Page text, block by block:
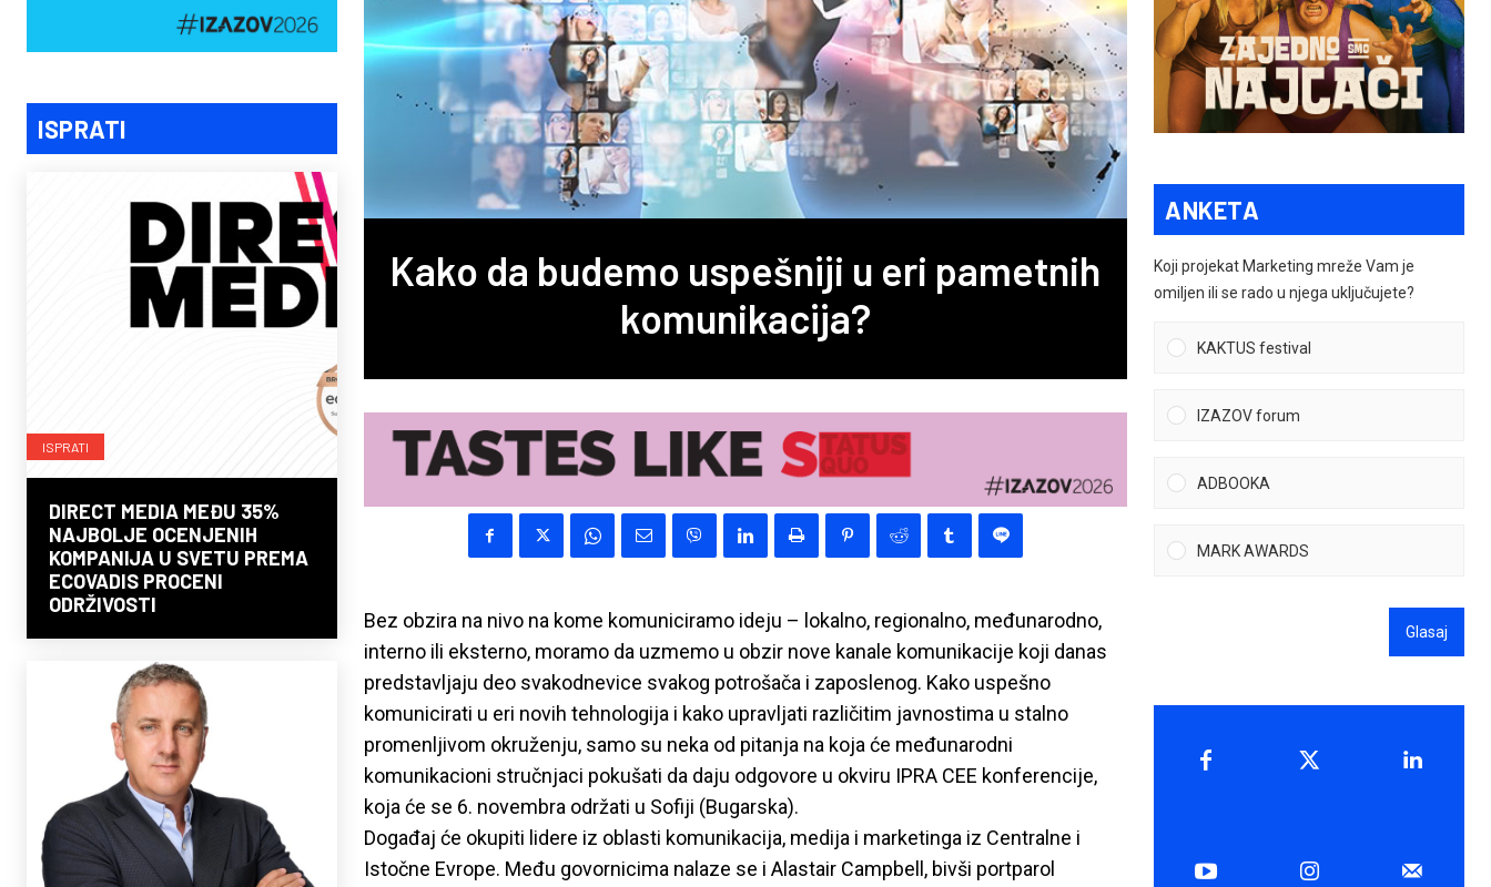
ISPRATI
ISPRATI
DIRECT MEDIA MEĐU 35%
NAJBOLJE OCENJENIH
KOMPANIJA U SVETU PREMA
ECOVADIS PROCENI
ODRŽIVOSTI
Kako da budemo uspešniji u eri pametnih
komunikacija?
Bez obzira na nivo na kome komuniciramo ideju – lokalno, regionalno, međunarodno,
interno ili eksterno, moramo da uzmemo u obzir nove kanale komunikacije koji danas
predstavljaju deo svakodnevice svakog potrošača i zaposlenog. Kako uspešno
komunicirati u eri novih tehnologija i kako upravljati različitim javnostima u stalno
promenljivom okruženju, samo su neka od pitanja na koja će međunarodni
komunikacioni stručnjaci pokušati da daju odgovore u okviru IPRA CEE konferencije,
koja će se 6. novembra održati u Sofiji (Bugarska).
Događaj će okupiti lidere iz oblasti komunikacija, medija i marketinga iz Centralne i
Istočne Evrope. Među govornicima nalaze se i Alastair Campbell, bivši portparol
ANKETA
Koji projekat Marketing mreže Vam je
omiljen ili se rado u njega uključujete?
KAKTUS festival
IZAZOV forum
ADBOOKA
MARK AWARDS
Glasaj